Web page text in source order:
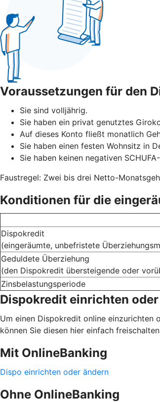
Voraussetzungen für den
Sie sind volljährig.
Sie haben ein privat genutztes
Auf dieses Konto fließt monatlich
Sie haben einen festen Wohnsitz in
Sie haben keinen negativen
Faustregel: Zwei bis drei Netto-
Konditionen für die
Dispokredit
(eingeräumte, unbefristete
Geduldete Überziehung
(den Dispokredit übersteigende oder
Zinsbelastungsperiode
Dispokredit einrichten
Um einen Dispokredit online einzurichten
können Sie diesen hier einfach
Mit OnlineBanking
Dispo einrichten oder ändern
Ohne OnlineBanking